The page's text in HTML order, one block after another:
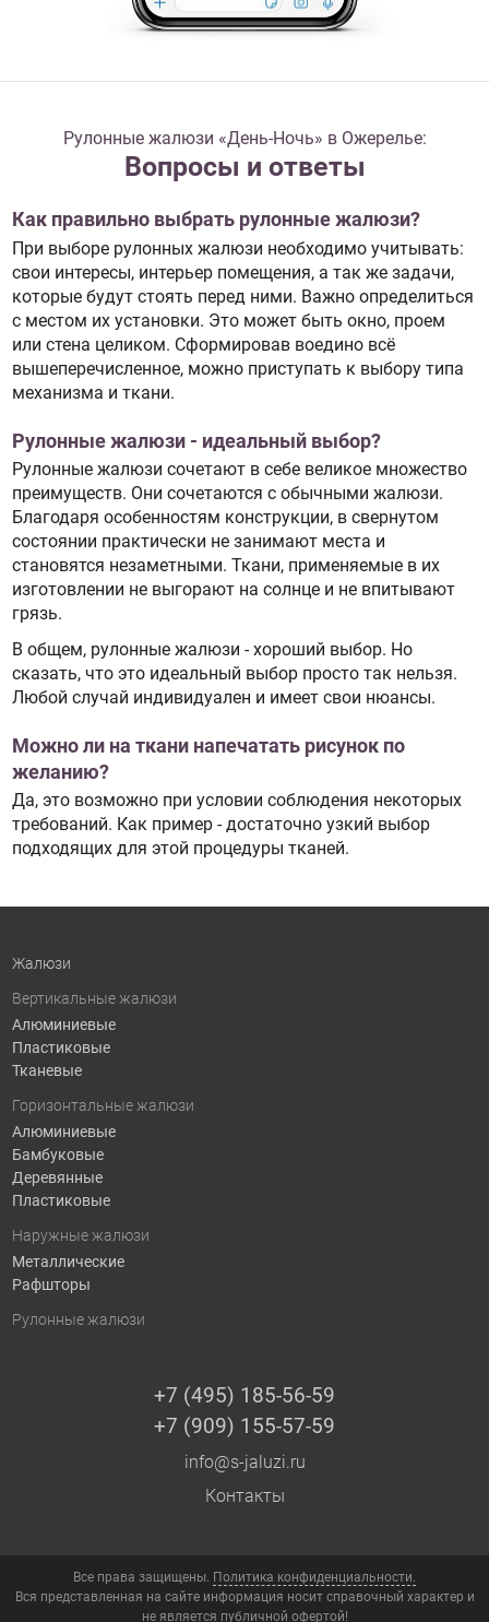
Рулонные жалюзи «День-Ночь» в Ожерелье:
Вопросы и ответы
Как правильно выбрать рулонные жалюзи?
При выборе рулонных жалюзи необходимо учитывать:
свои интересы, интерьер помещения, а так же задачи,
которые будут стоять перед ними. Важно определиться
с местом их установки. Это может быть окно, проем
или стена целиком. Сформировав воедино всё
вышеперечисленное, можно приступать к выбору типа
механизма и ткани.
Рулонные жалюзи - идеальный выбор?
Рулонные жалюзи сочетают в себе великое множество
преимуществ. Они сочетаются с обычными жалюзи.
Благодаря особенностям конструкции, в свернутом
состоянии практически не занимают места и
становятся незаметными. Ткани, применяемые в их
изготовлении не выгорают на солнце и не впитывают
грязь.
В общем, рулонные жалюзи - хороший выбор. Но
сказать, что это идеальный выбор просто так нельзя.
Любой случай индивидуален и имеет свои нюансы.
Можно ли на ткани напечатать рисунок по
желанию?
Да, это возможно при условии соблюдения некоторых
требований. Как пример - достаточно узкий выбор
подходящих для этой процедуры тканей.
Жалюзи
Вертикальные жалюзи
Алюминиевые
Пластиковые
Тканевые
Горизонтальные жалюзи
Алюминиевые
Бамбуковые
Деревянные
Пластиковые
Наружные жалюзи
Металлические
Рафшторы
Рулонные жалюзи
+7 (495) 185-56-59
+7 (909) 155-57-59
info@s-jaluzi.ru
Контакты
Все права защищены. Политика конфиденциальности.
Вся представленная на сайте информация носит справочный характер и
не является публичной офертой!